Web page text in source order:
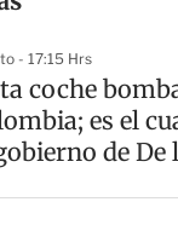
- 17:15 Hrs
coche
es el
de De